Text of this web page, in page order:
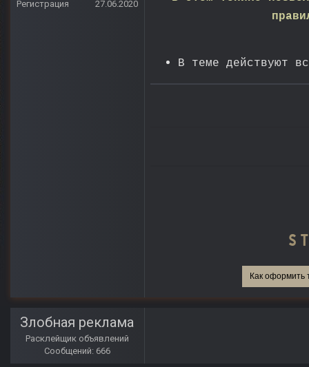
Регистрация
27.06.2020
В теме действуют
Как оформить
Злобная реклама
Расклейщик объявлений
Сообщений: 666